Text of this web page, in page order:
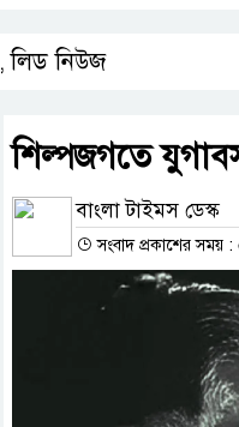
,লিড নিউজ
শিল্পজগতে
বাংলা টাইমস ডেস্ক
সংবাদ প্রকাশের সময়